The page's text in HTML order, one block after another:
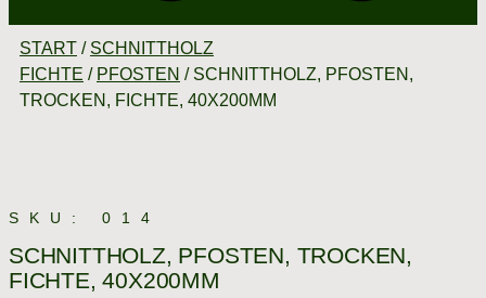
START / SCHNITTHOLZ
FICHTE / PFOSTEN / SCHNITTHOLZ, PFOSTEN,
TROCKEN, FICHTE, 40X200MM
SKU: 014
SCHNITTHOLZ, PFOSTEN, TROCKEN,
FICHTE, 40X200MM